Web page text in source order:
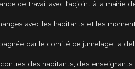
de travail avec l’adjoint à la
avec les habitants et les
par le comité de jumelage, la
des habitants, des